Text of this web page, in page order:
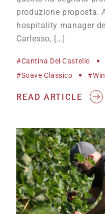
produzione proposta.
hospitality manager
Carlesso, […]
#Cantina Del Castello
#Soave Classico
READ ARTICLE